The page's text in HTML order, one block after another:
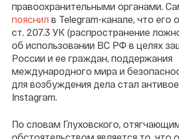
правоохранительными органами.
пояснил в Telegram-канале, что его
ст. 207.3 УК (распространение
об использовании ВС РФ в целях
России и ее граждан, поддержания
международного мира и
для возбуждения дела стал
Instagram.
По словам Глуховского,